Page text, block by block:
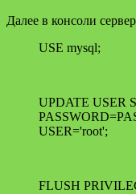
Далее в консоли
USE mysql;
UPDATE USER
USER='root';
FLUSH